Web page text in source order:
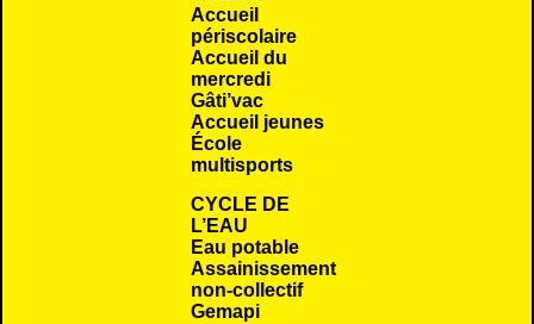
Accueil
périscolaire
Accueil du
mercredi
Gâti’vac
Accueil jeunes
École
multisports
CYCLE DE
L’EAU
Eau potable
Assainissement
non-collectif
Gemapi